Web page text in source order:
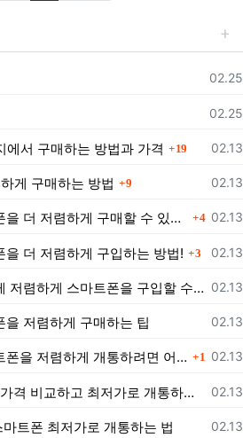
등록
02.25
등록
02.25
등록
02.13
에서 구매하는 방법과 가격 19
등록
02.13
게 구매하는 방법 9
등록
02.13
울산 휴대폰 성지, 스마트폰을 더 저렴하게 구매할 수 있는 방법은? 댓글
4
등록
02.13
더 저렴하게 구입하는 방법! 댓글
3
등록
02.13
의정부 휴대폰 성지, 어떻게 저렴하게 스마트폰을 구입할 수 있을까?
등록
02.13
저렴하게 구매하는 팁
등록
02.13
은평구 휴대폰 성지, 스마트폰을 저렴하게 개통하려면 어떻게 해야 할까? 댓글
1
등록
02.13
휴대폰 시세표 – 스마트폰 가격 비교하고 최저가로 개통하는 법
등록
02.13
트폰 최저가로 개통하는 법